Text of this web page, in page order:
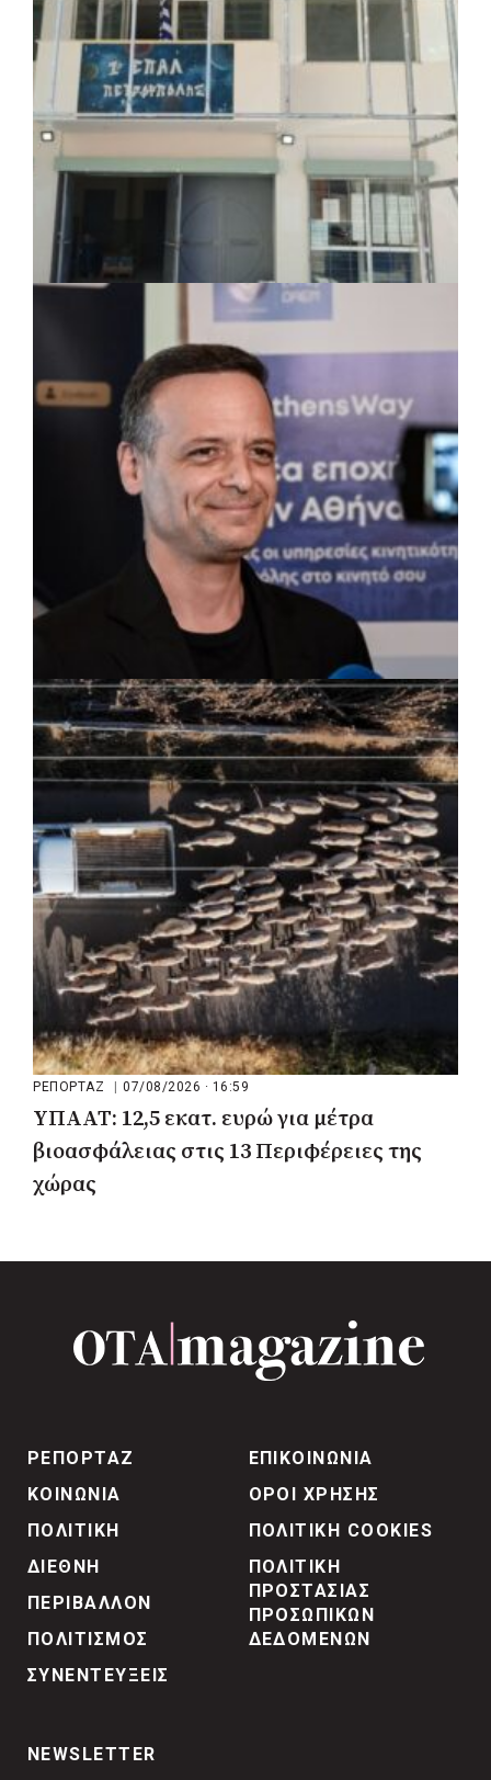
ΤΟΠΙΚΗ ΑΥΤΟΔΙΟΙΚΗΣΗ 07/08/2026 · 17:45
Δήμος Πετρούπολης: Εργασίες
συντήρησης σε σχολεία και αθλητικές
εγκαταστάσεις
ΡΕΠΟΡΤΑΖ | 07/08/2026 · 17:27
Ο Δούκας για έργα, καθαριότητα και τη
μάχη των επόμενων εκλογών: «Η καλύτερη
μου να κατέβει ο Μπακογιάννης»
ΡΕΠΟΡΤΑΖ 07/08/2026 · 16:59
ΥΠΑΑΤ: 12,5 εκατ. ευρώ για μέτρα
βιοασφάλειας στις 13 Περιφέρειες της
χώρας
ΡΕΠΟΡΤΑΖ
ΚΟΙΝΩΝΙΑ
ΠΟΛΙΤΙΚΗ
ΔΙΕΘΝΗ
ΠΕΡΙΒΑΛΛΟΝ
ΠΟΛΙΤΙΣΜΟΣ
ΣΥΝΕΝΤΕΥΞΕΙΣ
ΕΠΙΚΟΙΝΩΝΙΑ
ΟΡΟΙ ΧΡΗΣΗΣ
ΠΟΛΙΤΙΚΗ COOKIES
ΠΟΛΙΤΙΚΗ
ΠΡΟΣΤΑΣΙΑΣ
ΠΡΟΣΩΠΙΚΩΝ
ΔΕΔΟΜΕΝΩΝ
NEWSLETTER